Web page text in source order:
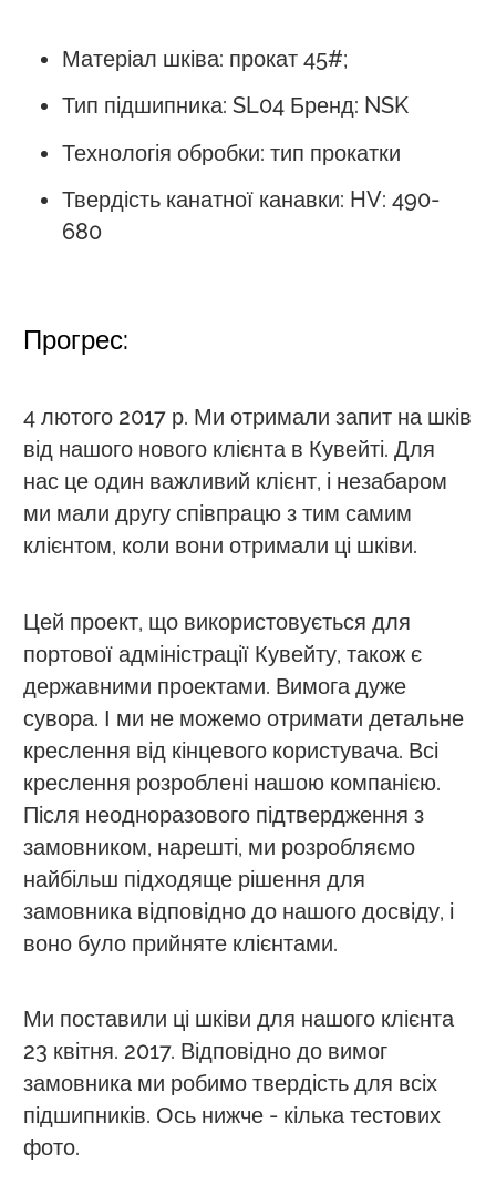
Матеріал шківа: прокат 45#;
Тип підшипника: SL04 Бренд: NSK
Технологія обробки: тип прокатки
Твердість канатної канавки: HV: 490-
680
Прогрес:
4 лютого 2017 р. Ми отримали запит на шків
від нашого нового клієнта в Кувейті. Для
нас це один важливий клієнт, і незабаром
ми мали другу співпрацю з тим самим
клієнтом, коли вони отримали ці шківи.
Цей проект, що використовується для
портової адміністрації Кувейту, також є
державними проектами. Вимога дуже
сувора. І ми не можемо отримати детальне
креслення від кінцевого користувача. Всі
креслення розроблені нашою компанією.
Після неодноразового підтвердження з
замовником, нарешті, ми розробляємо
найбільш підходяще рішення для
замовника відповідно до нашого досвіду, і
воно було прийняте клієнтами.
Ми поставили ці шківи для нашого клієнта
23 квітня. 2017. Відповідно до вимог
замовника ми робимо твердість для всіх
підшипників. Ось нижче - кілька тестових
фото.